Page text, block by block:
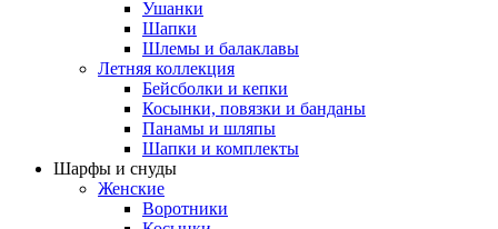
Ушанки
Шапки
Шлемы и балаклавы
Летняя коллекция
Бейсболки и кепки
Косынки, повязки и банданы
Панамы и шляпы
Шапки и комплекты
Шарфы и снуды
Женские
Воротники